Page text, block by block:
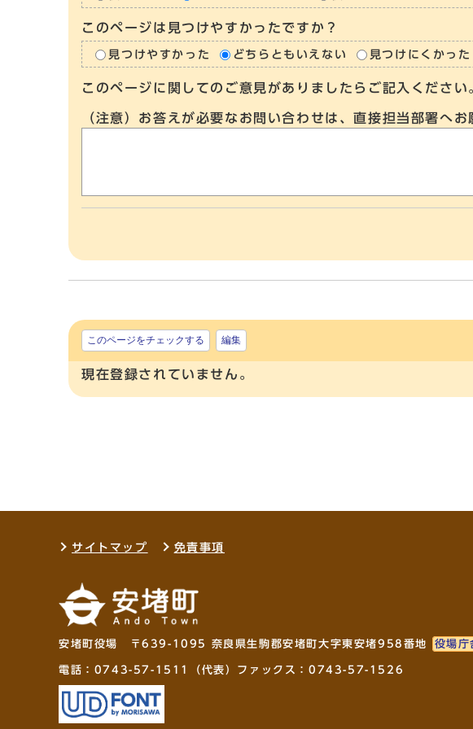
このページは見つけやすかったですか？
見つけやすかった どちらともいえない 見つけにくかった
このページに関してのご意見がありましたらご記入ください
（注意）お答えが必要なお問い合わせは、直接担当部署へ
このページをチェックする 編集
現在登録されていません。
サイトマップ 免責事項
安堵町役場 〒639-1095 奈良県生駒郡安堵町大字東安堵958番地 役場庁
電話： 0743-57-1511 （代表）ファックス：0743-57-1526